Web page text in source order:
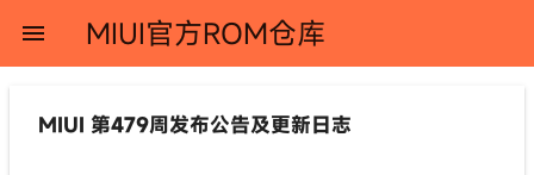
menu MIUI官方ROM仓库
MIUI 第479周发布公告及更新日志